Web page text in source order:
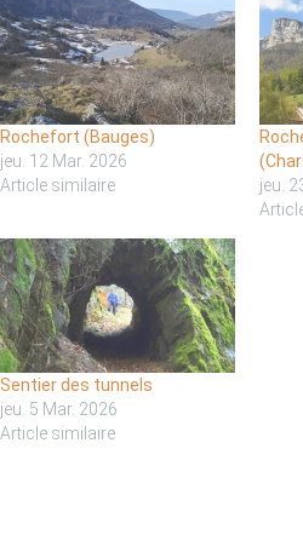
Rochefort (Bauges)
jeu. 12 Mar. 2026
Article similaire
jeu.
Sentier des tunnels
jeu. 5 Mar. 2026
Article similaire